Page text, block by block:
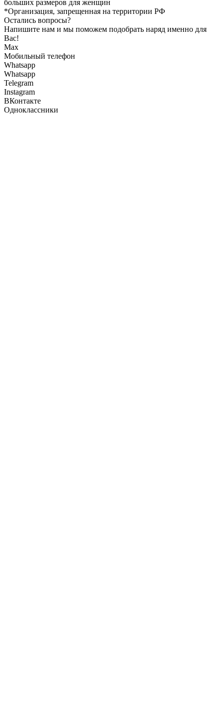
больших размеров для женщин
*Организация, запрещенная на территории РФ
Остались вопросы?
Напишите нам и мы поможем подобрать наряд именно для
Вас!
Max
Мобильный телефон
Whatsapp
Whatsapp
Telegram
Instagram
ВКонтакте
Одноклассники